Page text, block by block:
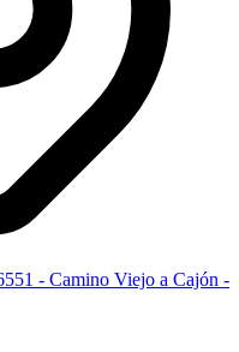
- Camino Viejo a Cajón -